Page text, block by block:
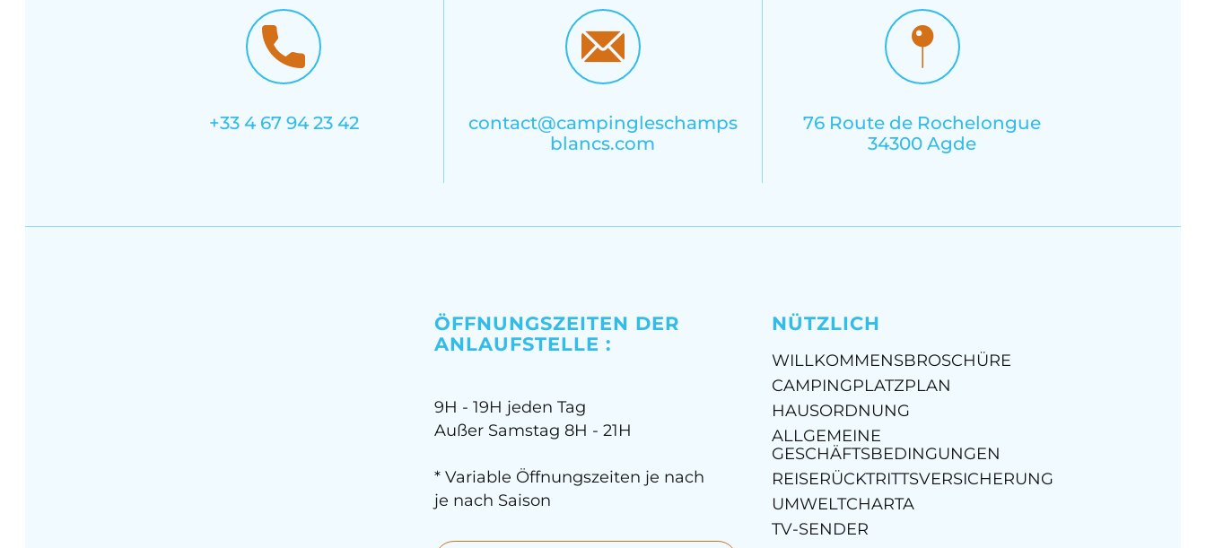
+33 4 67 94 23 42
contact@campingleschamps
blancs.com
76 Route de Rochelongue
34300 Agde
ÖFFNUNGSZEITEN DER
ANLAUFSTELLE :
9H - 19H jeden Tag
Außer Samstag 8H - 21H
* Variable Öffnungszeiten je nach
je nach Saison
NÜTZLICH
WILLKOMMENSBROSCHÜRE
CAMPINGPLATZPLAN
HAUSORDNUNG
ALLGEMEINE
GESCHÄFTSBEDINGUNGEN
REISERÜCKTRITTSVERSICHERUNG
UMWELTCHARTA
TV-SENDER